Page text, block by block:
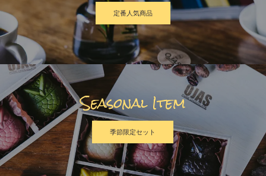
定番人気商品
Seasonal Item
季節限定セット